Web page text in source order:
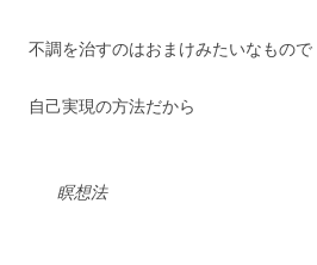
不調を治すのはおまけみたいなもので
自己実現の方法だから
瞑想法